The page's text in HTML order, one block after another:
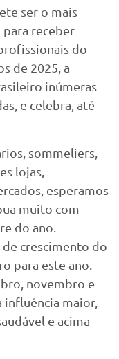
ser o mais
receber
do
de 2025, a
inúmeras
e celebra, até
sommeliers,
lojas,
esperamos
muito com
do ano.
crescimento do
para este ano.
novembro e
maior,
e acima